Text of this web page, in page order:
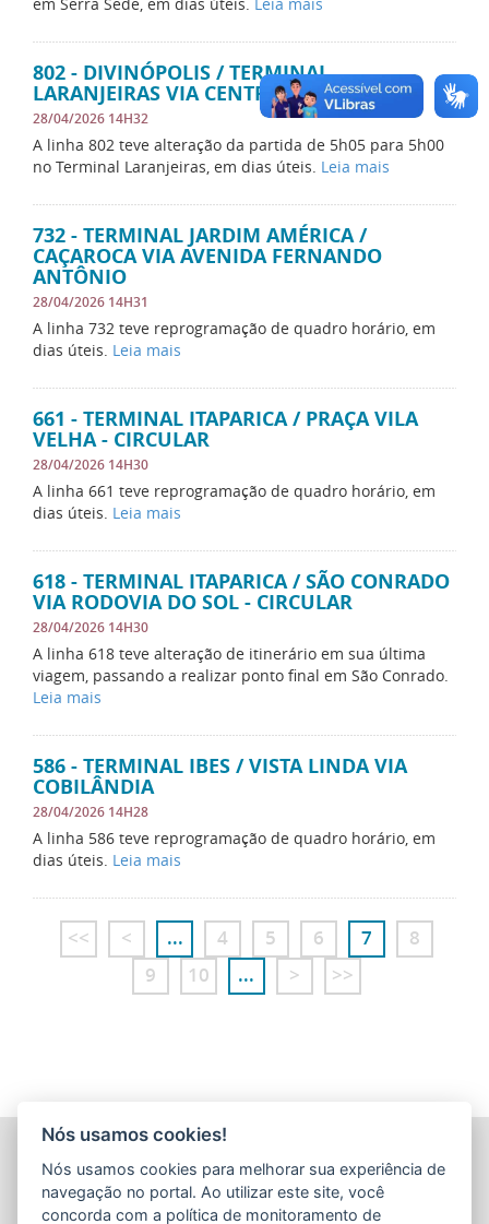
802 - DIVINÓPOLIS / TERMINAL
LARANJEIRAS VIA CENTRO DA SERRA
28/04/2026 14H32
A linha 802 teve alteração da partida de 5h05 para 5h00
no Terminal Laranjeiras, em dias úteis. Leia mais
732 - TERMINAL JARDIM AMÉRICA /
CAÇAROCA VIA AVENIDA FERNANDO
ANTÔNIO
28/04/2026 14H31
A linha 732 teve reprogramação de quadro horário, em
dias úteis. Leia mais
661 - TERMINAL ITAPARICA / PRAÇA VILA
VELHA - CIRCULAR
28/04/2026 14H30
A linha 661 teve reprogramação de quadro horário, em
dias úteis. Leia mais
618 - TERMINAL ITAPARICA / SÃO CONRADO
VIA RODOVIA DO SOL - CIRCULAR
28/04/2026 14H30
A linha 618 teve alteração de itinerário em sua última
viagem, passando a realizar ponto final em São Conrado.
Leia mais
586 - TERMINAL IBES / VISTA LINDA VIA
COBILÂNDIA
28/04/2026 14H28
A linha 586 teve reprogramação de quadro horário, em
dias úteis. Leia mais
<< < ... 4 5 6 7
8
9
10 ... > >>
COMPANHIA ESTADUAL DE TRANSPORTES COLETIVOS DE
PASSAGEIROS DO ESTADO DO ESPÍRITO SANTO
(CETURB/ES)
Av. Jerônimo Monteiro, 96 - Ed. Aureliano Hoffmann, 5º, 6º
Nós usamos cookies!
Nós usamos cookies para melhorar sua experiência de
navegação no portal. Ao utilizar este site, você
concorda com a política de monitoramento de